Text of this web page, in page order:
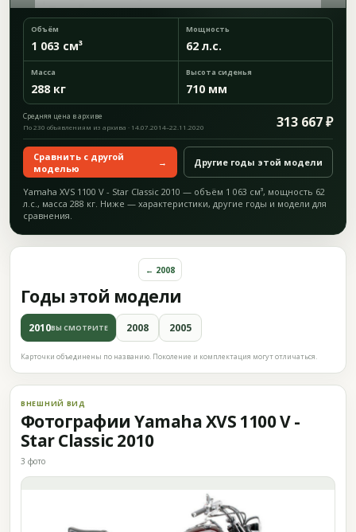
Объём
1 063 см³
Мощность
62 л.с.
Масса
288 кг
Высота сиденья
710 мм
Средняя цена в архиве 313 667 ₽
По 230 объявлениям из архива · 14.07.2014–22.11.2020
Сравнить с другой
моделью
→ Другие годы этой модели
Yamaha XVS 1100 V - Star Classic 2010 — объём 1 063 см³, мощность 62
л.с., масса 288 кг. Ниже — характеристики, другие годы и модели для
сравнения.
Годы этой модели
← 2008
2010ВЫ СМОТРИТЕ 2008 2005
Карточки объединены по названию. Поколение и комплектация могут отличаться.
ВНЕШНИЙ ВИД
Фотографии Yamaha XVS 1100 V -
Star Classic 2010
3 фото